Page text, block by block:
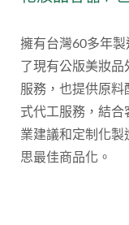
擁有台灣60多年
了現有公版美妝
服務，也提供原
式代工服務，結
業建議和定制化
思最佳商品化。